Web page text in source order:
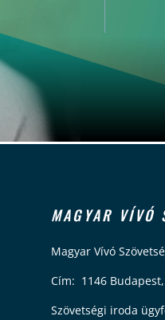
MAGYAR VÍVÓ
Magyar Vívó
Cím: 1146
Szövetségi iroda